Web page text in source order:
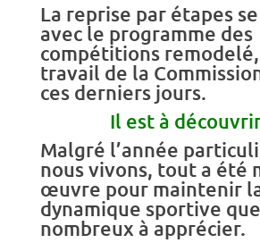
La reprise par étapes
avec le programme des
compétitions
travail de la
ces derniers jours.
Il est à
Malgré l’année
nous vivons, tout a été
œuvre pour maintenir
dynamique sportive
nombreux à apprécier.